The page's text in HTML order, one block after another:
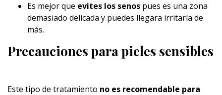
Es mejor que evites los senos pues es una zona
demasiado delicada y puedes llegara irritarla de
más.
Precauciones para pieles sensibles
Este tipo de tratamiento no es recomendable para